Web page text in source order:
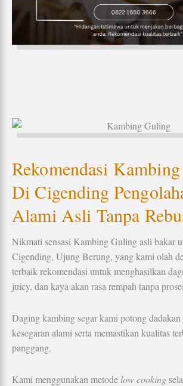
Rekomendasi
Di Cigending
Alami Asli Tanpa
Nikmati sensasi Kambing Guling asli bakar
Cigending, Ujung Berung, yang kami olah
terbaik rekomendasi untuk menghasilkan
juicy, dan kaya akan rasa rempah tanpa
Daging kambing segar kami potong
kesegaran alami serta memastikan kualitas
panggang.
Kami menggunakan metodelow cooking